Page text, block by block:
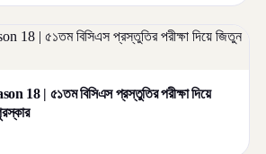
18 | ৫১তম বিসিএস প্রস্তুতির পরীক্ষা দিয়ে